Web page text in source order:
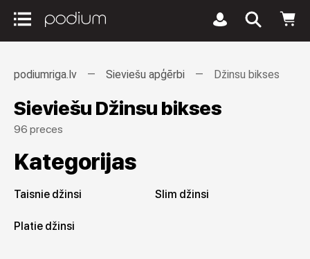
podiumriga.lv Sieviešu apģērbi Džinsu bikses
Sieviešu Džinsu bikses
96 preces
Kategorijas
Taisnie džinsi Slim džinsi
Platie džinsi